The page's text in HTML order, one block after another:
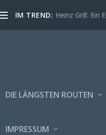
IM TREND: Heinz Grill: Ein
DIE LÄNGSTEN ROUTEN
IMPRESSUM